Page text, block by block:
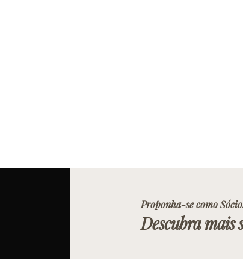
Proponha-se como
Descubra mais